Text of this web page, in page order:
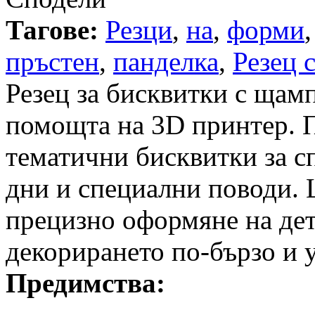
Тагове: Резци, на, форми
пръстен, панделка, Резец
Резец за бисквитки с
помощта на 3D принтер.
тематични бисквитки за
дни и специални поводи.
прецизно оформяне на
декорирането по-бързо и
Предимства: